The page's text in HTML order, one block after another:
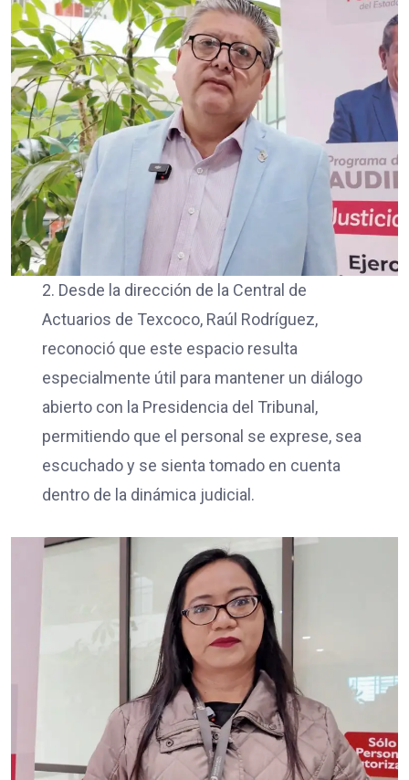
2. Desde la dirección de la Central de
Actuarios de Texcoco, Raúl Rodríguez,
reconoció que este espacio resulta
especialmente útil para mantener un diálogo
abierto con la Presidencia del Tribunal,
permitiendo que el personal se exprese, sea
escuchado y se sienta tomado en cuenta
dentro de la dinámica judicial.